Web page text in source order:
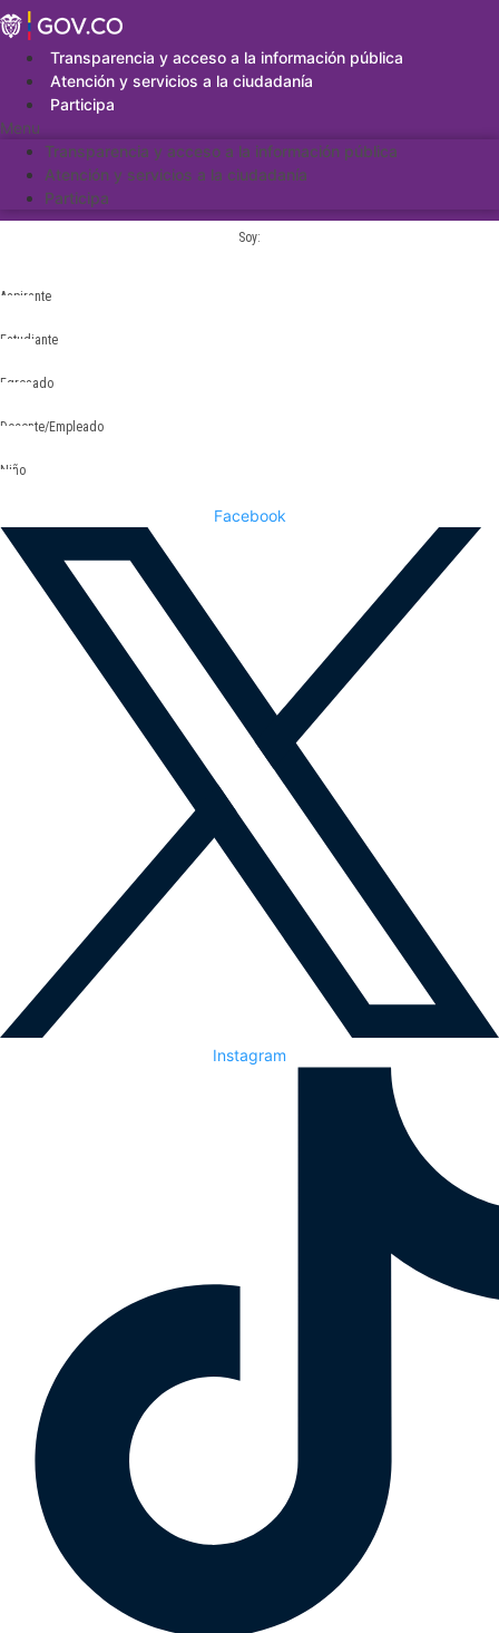
Saltar
al
contenidoTransparencia y acceso a la información pública
Atención y servicios a la ciudadanía
Participa
Menu
Transparencia y acceso a la información pública
Atención y servicios a la ciudadanía
Participa
Soy:
Aspirante
Estudiante
Egresado
Docente/Empleado
Niño
Facebook
Instagram